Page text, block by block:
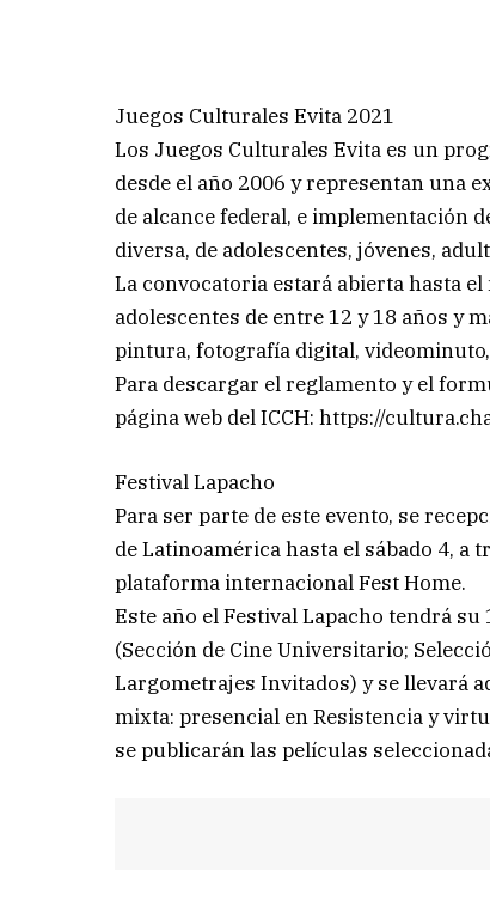
Juegos Culturales Evita 2021
Los Juegos Culturales Evita es un
desde el año 2006 y representan una
de alcance federal, e implementación
diversa, de adolescentes, jóvenes,
La convocatoria estará abierta hasta
adolescentes de entre 12 y 18 años y
pintura, fotografía digital,
Para descargar el reglamento y el
página web del ICCH: https://
Festival Lapacho
Para ser parte de este evento, se
de Latinoamérica hasta el sábado 4, a
plataforma internacional Fest Home.
Este año el Festival Lapacho tendrá
(Sección de Cine Universitario;
Largometrajes Invitados) y se llevará
mixta: presencial en Resistencia y
se publicarán las películas